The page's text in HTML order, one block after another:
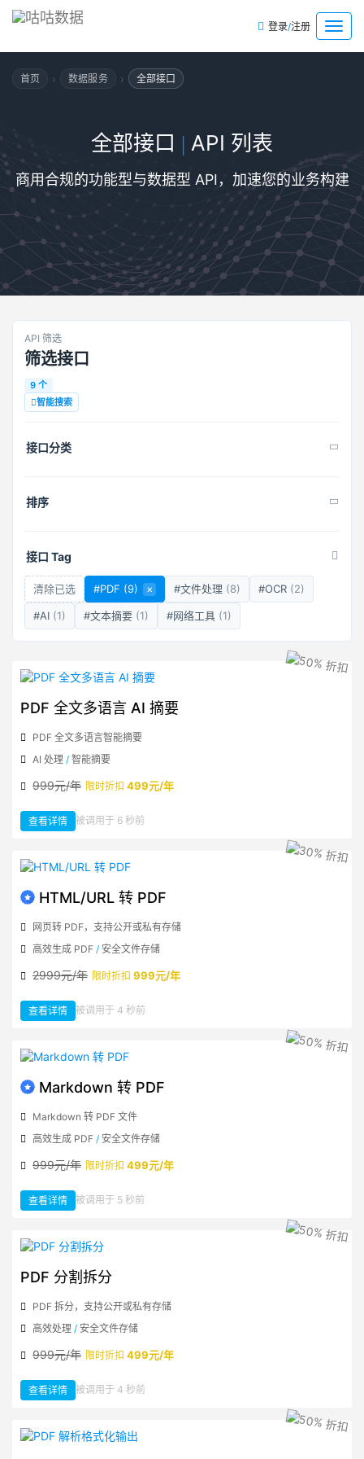
菜
单
登录/注册
首页 › 数据服务 › 全部接口
全部接口 | API 列表
商用合规的功能型与数据型 API，加速您的业务构建
API 筛选
筛选接口
9 个
智能搜索
接口分类
排序
接口 Tag
清除已选 #PDF (9) × #文件处理 (8) #OCR (2)
#AI (1) #文本摘要 (1) #网络工具 (1)
PDF 全文多语言 AI 摘要
PDF 全文多语言智能摘要
AI 处理 / 智能摘要
999元/年 限时折扣 499元/年
查看详情 ：
PDF
语
言
要
被调用于 6 秒前
HTML/URL 转 PDF
网页转 PDF，支持公开或私有存储
高效生成 PDF / 安全文件存储
2999元/年 限时折扣 999元/年
查看详情 ：
HTML/URL
被调用于 4 秒前
Markdown 转 PDF
Markdown 转 PDF 文件
高效生成 PDF / 安全文件存储
999元/年 限时折扣 499元/年
查看详情 ：
Markdown
被调用于 5 秒前
PDF 分割拆分
PDF 拆分，支持公开或私有存储
高效处理 / 安全文件存储
999元/年 限时折扣 499元/年
查看详情 ：
PDF
分
被调用于 4 秒前